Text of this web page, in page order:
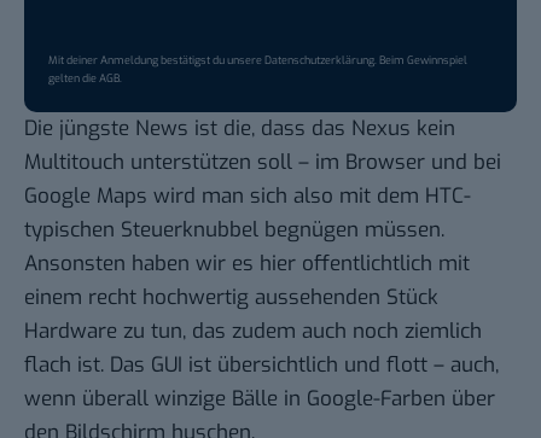
Mit deiner Anmeldung bestätigst du unsereDatenschutzerklärung. Beim Gewinnspiel
gelten dieAGB.
Die jüngste News ist die, dass das Nexus kein
Multitouch unterstützen soll – im Browser und bei
Google Maps wird man sich also mit dem HTC-
typischen Steuerknubbel begnügen müssen.
Ansonsten haben wir es hier offentlichtlich mit
einem recht hochwertig aussehenden Stück
Hardware zu tun, das zudem auch noch ziemlich
flach ist. Das GUI ist übersichtlich und flott – auch,
wenn überall winzige Bälle in Google-Farben über
den Bildschirm huschen.